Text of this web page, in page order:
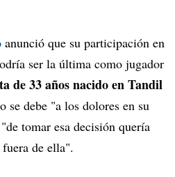
anunció que su participación en
ser la última como jugador
de 33 años nacido en Tandil
se debe "a los dolores en su
tomar esa decisión quería
de ella".